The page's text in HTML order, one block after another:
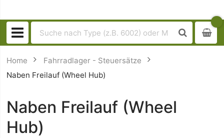
Home
Fahrradlager - Steuersätze
Naben Freilauf (Wheel Hub)
Naben Freilauf (Wheel
Hub)